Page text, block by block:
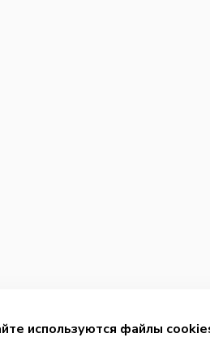
используются файлы